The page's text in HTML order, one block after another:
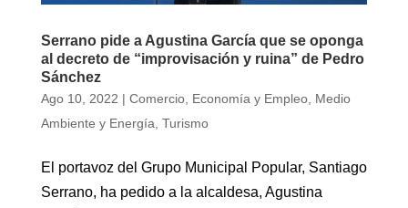
Serrano pide a Agustina García que se oponga
al decreto de “improvisación y ruina” de Pedro
Sánchez
Ago 10, 2022 | Comercio, Economía y Empleo, Medio
Ambiente y Energía, Turismo
El portavoz del Grupo Municipal Popular, Santiago
Serrano, ha pedido a la alcaldesa, Agustina